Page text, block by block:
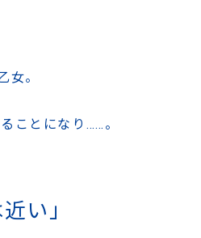
女。
ことになり……。
い」